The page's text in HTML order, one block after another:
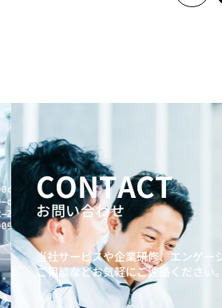
CONTACT
お問い合わせ
当社サービスや企業研修、エンゲー
ご相談などお気軽にご連絡ください。